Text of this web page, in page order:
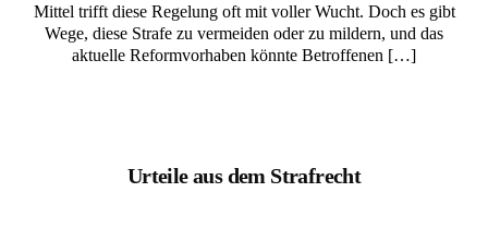
Mittel trifft diese Regelung oft mit voller Wucht. Doch es gibt
Wege, diese Strafe zu vermeiden oder zu mildern, und das
aktuelle Reformvorhaben könnte Betroffenen […]
Urteile aus dem Strafrecht